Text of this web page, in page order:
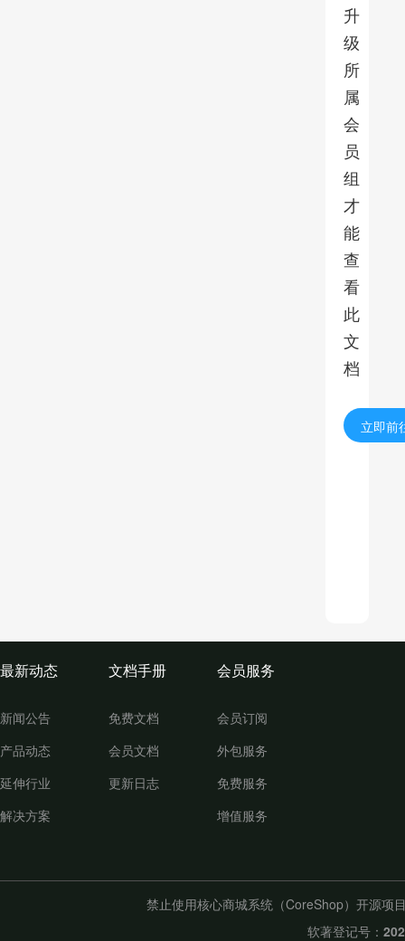
升
级
所
属
会
员
组
才
能
查
看
此
文
档
立即前
最新动态
新闻公告
产品动态
延伸行业
解决方案
文档手册
免费文档
会员文档
更新日志
会员服务
会员订阅
外包服务
免费服务
增值服务
禁止使用核心商城系统（CoreShop）开源项
软著登记号：